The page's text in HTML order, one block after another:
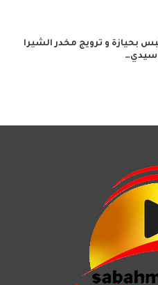
و ترويج مخدر الشيرا
سيدي…